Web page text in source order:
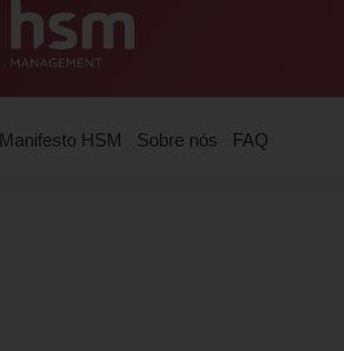
Manifesto HSM Sobre nós FAQ